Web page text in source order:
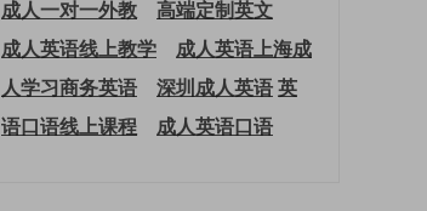
成人一对一外教
高端定制英文
成人英语线上教学
成人英语上海成
人学习商务英语
深圳成人英语英
语口语线上课程
成人英语口语